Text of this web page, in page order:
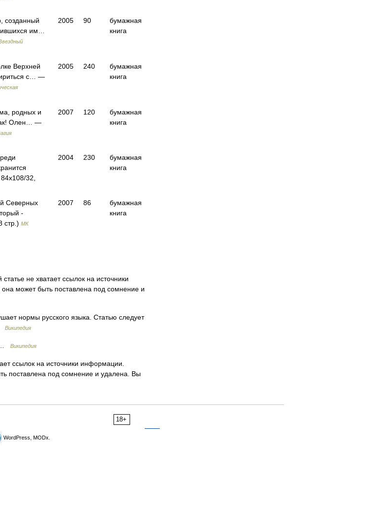
созданный
им…
2005 90
бумажная
книга
Верхней
с… —
2005 240
бумажная
книга
родных и
Олен… —
2007 120
бумажная
книга
32,
2004 230
бумажная
книга
Северных
-
стр.) МК
2007 86
бумажная
книга
не хватает ссылок на источники
может быть поставлена под сомнение и
нормы русского языка. Статью следует
Википедия
… Википедия
ссылок на источники информации.
поставлена под сомнение и удалена. Вы
18+
WordPress, MODx.